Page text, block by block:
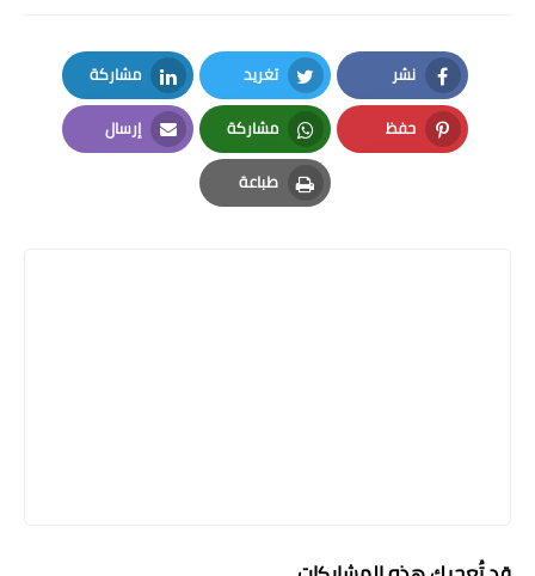
نشر
Facebook
تغريد
Twitter
مشاركة
LinkedIn
حفظ
Pinterest
مشاركة
Whatsapp
إرسال
Email
طباعة
Print